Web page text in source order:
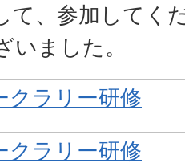
て、参加してく
いました。